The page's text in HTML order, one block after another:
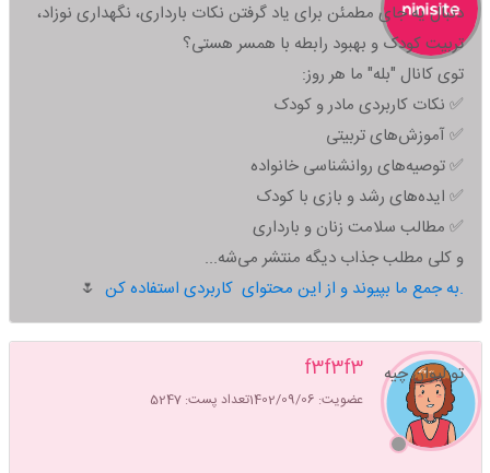
دنبال یه جای مطمئن برای یاد گرفتن نکات بارداری، نگهداری نوزاد،
تربیت کودک و بهبود رابطه با همسر هستی؟
توی کانال "بله" ما هر روز:
✅ نکات کاربردی مادر و کودک
✅ آموزش‌های تربیتی
✅ توصیه‌های روانشناسی خانواده
✅ ایده‌های رشد و بازی با کودک
✅ مطالب سلامت زنان و بارداری
و کلی مطلب جذاب دیگه منتشر می‌شه...
به جمع ما بپیوند و از این محتوای کاربردی استفاده کن.
🌷
f3f3f3
عضویت: 1402/09/06 تعداد پست: 5247
تو لیوان چیه